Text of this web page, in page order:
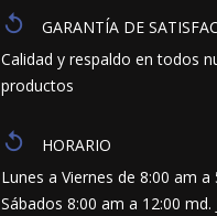
GARANTÍA DE
Calidad y respaldo en todos
productos
HORARIO
Lunes a Viernes de 8:00 am
Sábados 8:00 am a 12:00 md.